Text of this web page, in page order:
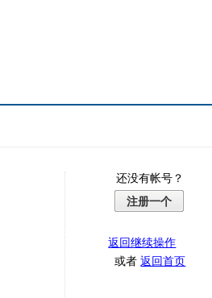
还没有帐号？
注册一个
返回继续操作
或者返回首页